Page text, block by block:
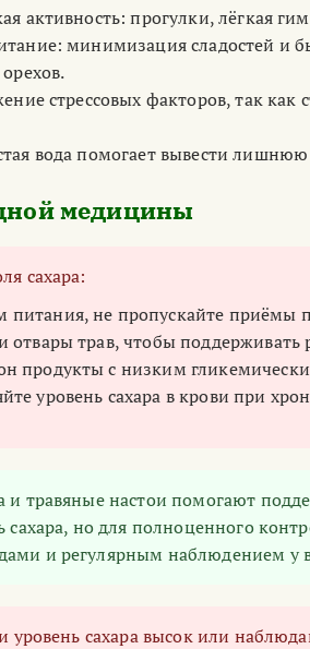
активность: прогулки, лёгкая
минимизация сладостей и
стрессовых факторов, так как
вода помогает вывести
медицины
сахара:
питания, не пропускайте приёмы
отвары трав, чтобы
продукты с низким
уровень сахара в крови при
и травяные настои помогают
сахара, но для полноценного
и регулярным наблюдением у
уровень сахара высок или